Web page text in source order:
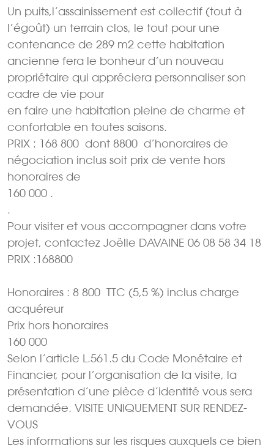
Un puits,l’assainissement est collectif (tout à
l’égoût) un terrain clos, le tout pour une
contenance de 289 m2 cette habitation
ancienne fera le bonheur d’un nouveau
propriétaire qui appréciera personnaliser son
cadre de vie pour
en faire une habitation pleine de charme et
confortable en toutes saisons.
PRIX : 168 800  dont 8800  d’honoraires de
négociation inclus soit prix de vente hors
honoraires de
160 000 .
.
Pour visiter et vous accompagner dans votre
projet, contactez Joëlle DAVAINE 06 08 58 34 18
PRIX :168800
Honoraires : 8 800  TTC (5,5 %) inclus charge
acquéreur
Prix hors honoraires
160 000 
Selon l’article L.561.5 du Code Monétaire et
Financier, pour l’organisation de la visite, la
présentation d’une pièce d’identité vous sera
demandée. VISITE UNIQUEMENT SUR RENDEZ-
VOUS
Les informations sur les risques auxquels ce bien